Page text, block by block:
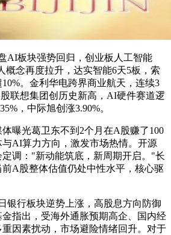
AI板块强势回归，创业板人工智能
概念再度拉升，达实智能6天5板，索
。金利华电跨界商业航天，连续3
联想集团创历史新高，AI硬件赛道逻
，中际旭创涨3.90%。
曝光葛卫东不到2个月在A股赚了100
AI算力方向，激发市场热情。开源
定调："新动能筑底，新周期开启。"长
A股整体估值仍处中性水平，核心驱
银行板块逆势上涨，高股息方向防御
指出，受海外通胀预期高企、国内经
因素扰动，市场避险情绪回升。对于